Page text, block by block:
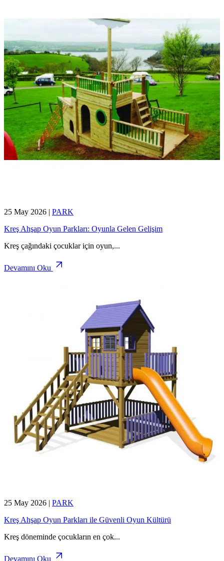
25 May 2026 | PARK
Kreş Ahşap Oyun Parkları: Oyunla Gelen Gelişim
Kreş çağındaki çocuklar için oyun,...
Devamını Oku
25 May 2026 | PARK
Kreş Ahşap Oyun Parkları ile Güvenli Oyun Kültürü
Kreş döneminde çocukların en çok...
Devamını Oku